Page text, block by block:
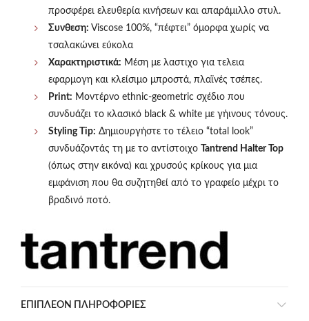
προσφέρει ελευθερία κινήσεων και απαράμιλλο στυλ.
Συνθεση: Viscose 100%, “πέφτει” όμορφα χωρίς να
τσαλακώνει εύκολα
Χαρακτηριστικά: Μέση με λαστιχο για τελεια
εφαρμογη και κλείσιμο μπροστά, πλαϊνές τσέπες.
Print: Μοντέρνο ethnic-geometric σχέδιο που
συνδυάζει το κλασικό black & white με γήινους τόνους.
Styling Tip: Δημιουργήστε το τέλειο “total look”
συνδυάζοντάς τη με το αντίστοιχο
Tantrend Halter Top
(όπως στην εικόνα) και χρυσούς κρίκους για μια
εμφάνιση που θα συζητηθεί από το γραφείο μέχρι το
βραδινό ποτό.
ΕΠΙΠΛΈΟΝ ΠΛΗΡΟΦΟΡΊΕΣ